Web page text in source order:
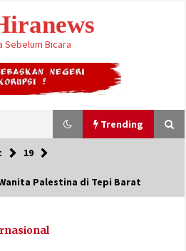
Sebelum Bicara
Trending
4, 2026
19
Palestina di Tepi Barat